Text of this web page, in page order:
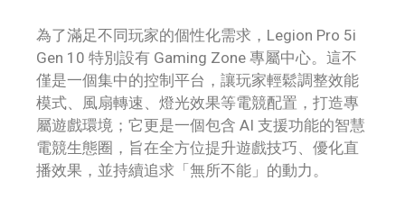
為了滿足不同玩家的個性化需求，Legion Pro 5i
Gen 10 特別設有 Gaming Zone 專屬中心。這不
僅是一個集中的控制平台，讓玩家輕鬆調整效能
模式、風扇轉速、燈光效果等電競配置，打造專
屬遊戲環境；它更是一個包含 AI 支援功能的智慧
電競生態圈，旨在全方位提升遊戲技巧、優化直
播效果，並持續追求「無所不能」的動力。